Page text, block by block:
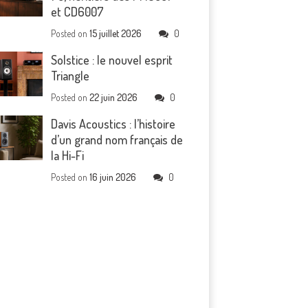
et CD6007
Posted on15 juillet 2026 0
Solstice : le nouvel esprit
Triangle
Posted on22 juin 2026 0
Davis Acoustics : l’histoire
d’un grand nom français de
la Hi-Fi
Posted on16 juin 2026 0